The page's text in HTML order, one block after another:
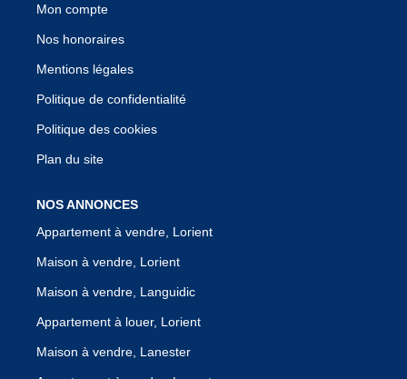
Mon compte
Nos honoraires
Mentions légales
Politique de confidentialité
Politique des cookies
Plan du site
NOS ANNONCES
Appartement à vendre, Lorient
Maison à vendre, Lorient
Maison à vendre, Languidic
Appartement à louer, Lorient
Maison à vendre, Lanester